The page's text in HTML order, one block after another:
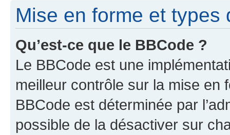
Mise en forme et types
Qu’est-ce que le BBCode ?
Le BBCode est une
meilleur contrôle sur la mise en
BBCode est déterminée par
possible de la désactiver sur